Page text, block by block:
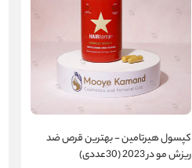
کپسول هیرتامین - بهترین قرص ضد
ریزش مو در 2023 (30عددی)